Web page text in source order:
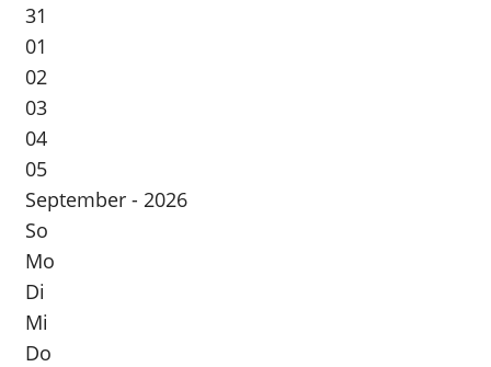
31
01
02
03
04
05
September - 2026
So
Mo
Di
Mi
Do